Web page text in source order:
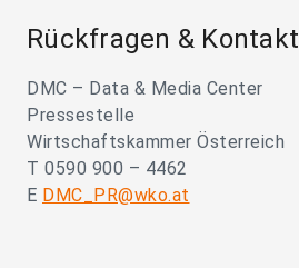
Rückfragen & Kontakt
DMC – Data & Media Center
Pressestelle
Wirtschaftskammer Österreich
T 0590 900 – 4462
E DMC_PR@wko.at